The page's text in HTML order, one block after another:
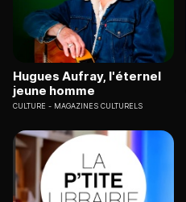
Hugues Aufray, l'éternel
jeune homme
CULTURE MAGAZINES CULTURELS